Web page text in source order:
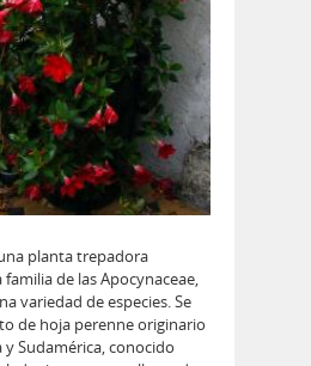
planta trepadora
de las Apocynaceae,
variedad de especies. Se
de hoja perenne originario
Sudamérica, conocido